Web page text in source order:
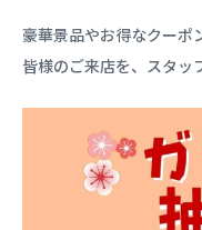
豪華景品やお得なクーポ
皆様のご来店を、スタッ